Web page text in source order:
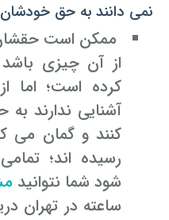
نمی دانند به حق خودشان
ممکن است حقشان
از آن چیزی
کرده است؛ اما
آشنایی ندارند
کنند و گمان می
رسیده اند؛
شود شما نتوانید
ساعته در تهران